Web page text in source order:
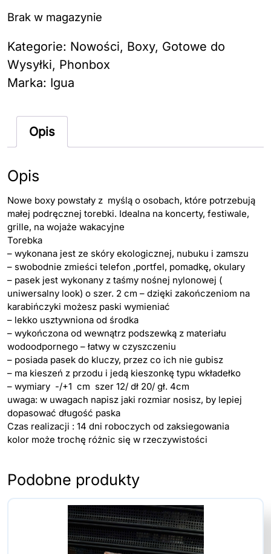
Brak w magazynie
Kategorie: Nowości, Boxy, Gotowe do
Wysyłki, Phonbox
Marka: Igua
Opis
Opis
Nowe boxy powstały z myślą o osobach, które potrzebują
małej podręcznej torebki. Idealna na koncerty, festiwale,
grille, na wojaże wakacyjne
Torebka
– wykonana jest ze skóry ekologicznej, nubuku i zamszu
– swobodnie zmieści telefon ,portfel, pomadkę, okulary
– pasek jest wykonany z taśmy nośnej nylonowej (
uniwersalny look) o szer. 2 cm – dzięki zakończeniom na
karabińczyki możesz paski wymieniać
– lekko usztywniona od środka
– wykończona od wewnątrz podszewką z materiału
wodoodpornego – łatwy w czyszczeniu
– posiada pasek do kluczy, przez co ich nie gubisz
– ma kieszeń z przodu i jedą kieszonkę typu wkładełko
– wymiary -/+1 cm szer 12/ dł 20/ gł. 4cm
uwaga: w uwagach napisz jaki rozmiar nosisz, by lepiej
dopasować długość paska
Czas realizacji : 14 dni roboczych od zaksiegowania
kolor może trochę różnic się w rzeczywistości
Podobne produkty